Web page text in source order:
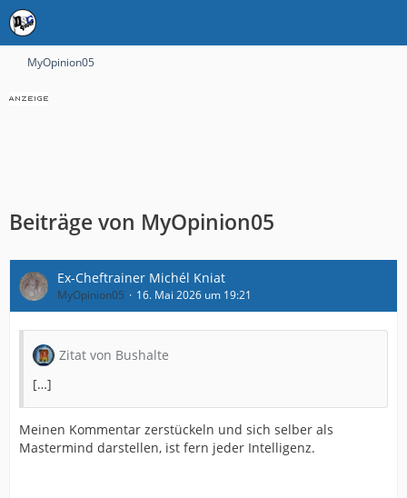
MyOpinion05
Beiträge von MyOpinion05
Ex-Cheftrainer Michél Kniat
MyOpinion05 16. Mai 2026 um 19:21
Zitat von Bushalte
[…]
Meinen Kommentar zerstückeln und sich selber als
Mastermind darstellen, ist fern jeder Intelligenz.